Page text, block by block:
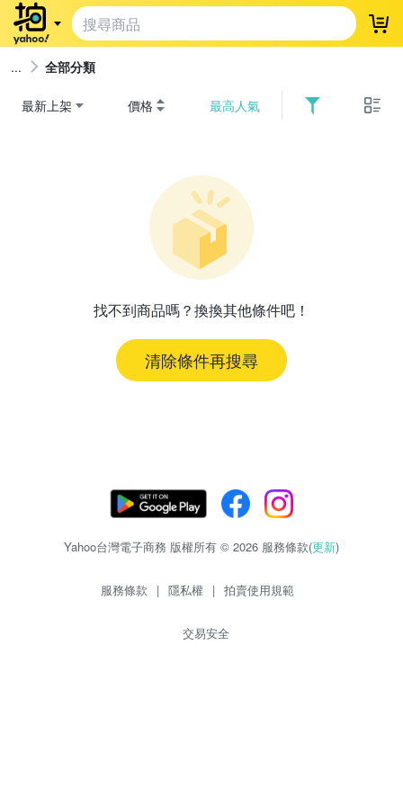
登
全部分類
最新上架 價格 最高人氣
找不到商品嗎？換換其他條件吧！
清除條件再搜尋
Yahoo台灣電子商務 版權所有 © 2026 服務條款(更新)
服務條款 | 隱私權 | 拍賣使用規範
交易安全